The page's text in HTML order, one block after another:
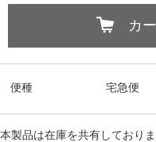
カ
便種 宅急便
本製品は在庫を共有しておりま